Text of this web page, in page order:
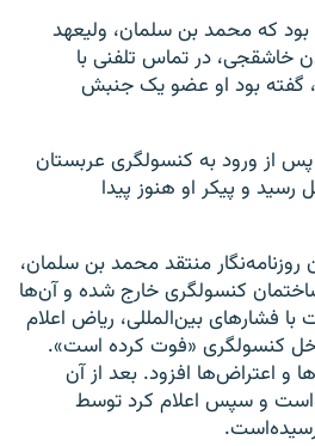
که محمد بن سلمان، ولیعهد
خاشقجی، در تماس تلفنی با
گفته بود او عضو یک جنبش
از ورود به کنسولگری عربستان
و پیکر او هنوز پیدا
منتقد محمد بن سلمان،
کنسولگری خارج شده و آن‌ها
فشارهای بین‌المللی، ریاض اعلام
کنسولگری «فوت کرده است».
و اعتراض‌ها افزود. بعد از آن
و سپس اعلام کرد توسط